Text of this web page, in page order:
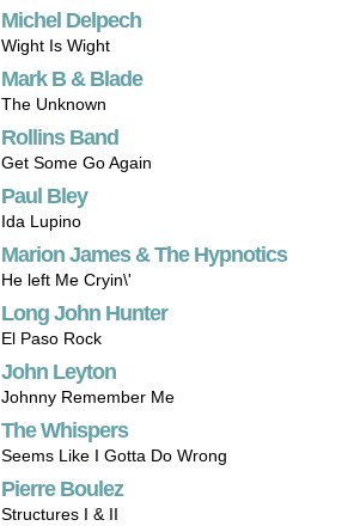
Michel Delpech
Wight Is Wight
Mark B & Blade
The Unknown
Rollins Band
Get Some Go Again
Paul Bley
Ida Lupino
Marion James & The Hypnotics
He left Me Cryin\'
Long John Hunter
El Paso Rock
John Leyton
Johnny Remember Me
The Whispers
Seems Like I Gotta Do Wrong
Pierre Boulez
Structures I & II